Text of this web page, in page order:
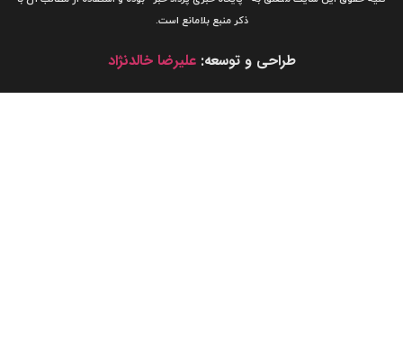
ذکر منبع بلامانع است.
طراحی و توسعه:علیرضا خالدنژاد